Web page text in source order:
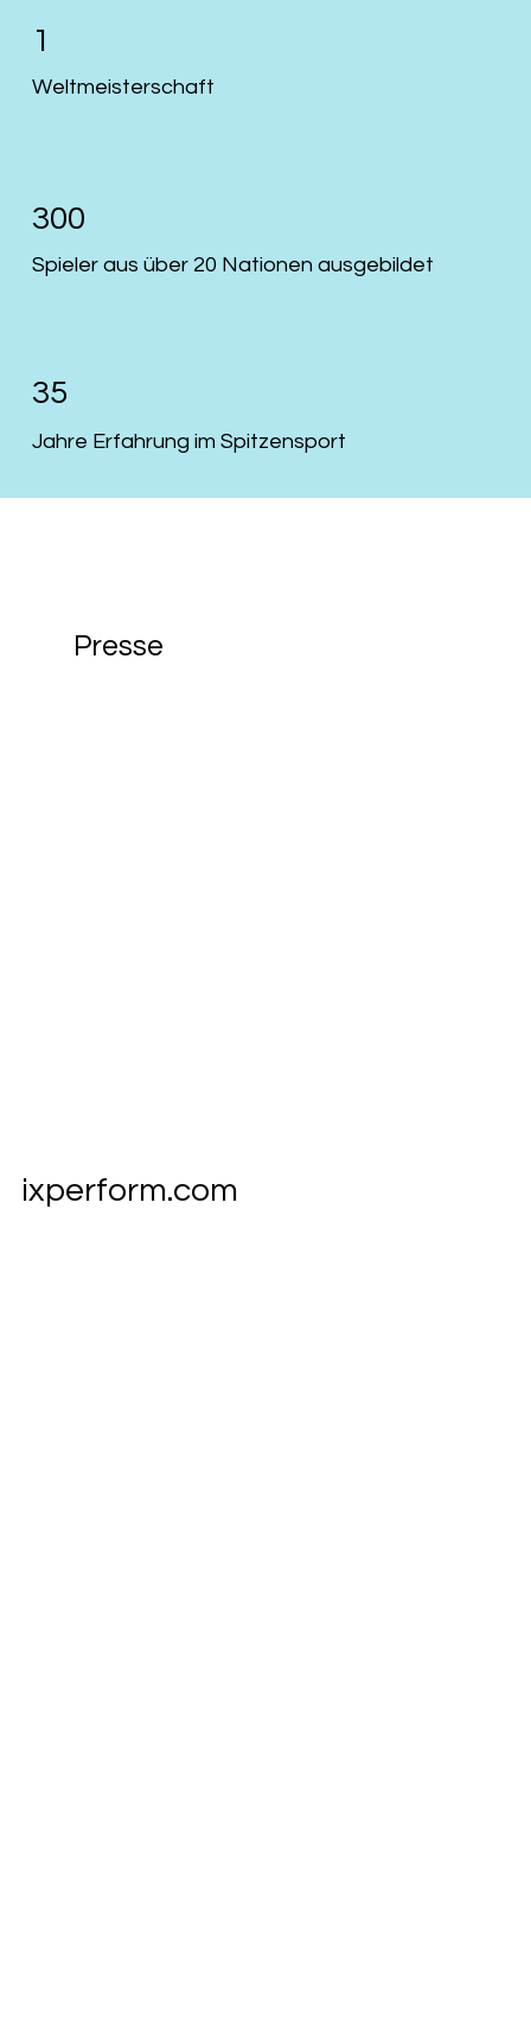
1
Weltmeisterschaft
300
Spieler aus über 20 Nationen ausgebildet
35
Jahre Erfahrung im Spitzensport
Presse
ixperform.com